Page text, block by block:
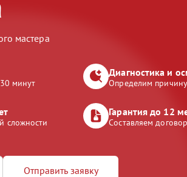
мастера
минут
Диагностика и
Определим
сложности
Гарантия до 12
Составляем
Отправить заявку